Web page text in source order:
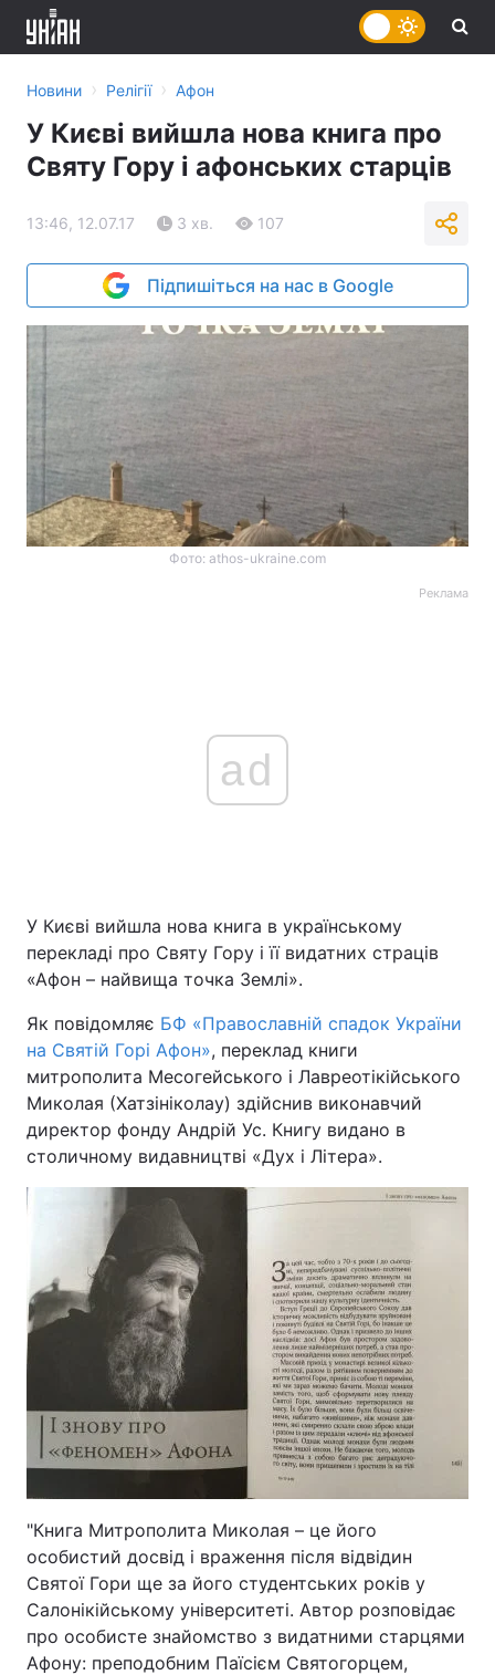
Головна Війна
Україна Політика
Економіка Світ
Техно і зв'язок Лайт
Зброя Інциденти
Туризм
Цікавинки Погода
Екологія Регіони
Лонгріди
Відео з Youtube Статті
Інтерв'ю Думки
Новини › Релігії › Афон
У Києві вийшла нова книга про
Святу Гору і афонських старців
13:46, 12.07.17 3 хв. 107
Підпишіться на нас в Google
Фото: athos-ukraine.com
Реклама
ad
У Києві вийшла нова книга в українському
перекладі про Святу Гору і її видатних страців
«Афон – найвища точка Землі».
Як повідомляє БФ «Православній спадок України
на Святій Горі Афон», переклад книги
митрополита Месогейського і Лавреотікійського
Миколая (Хатзініколау) здійснив виконавчий
директор фонду Андрій Ус. Книгу видано в
столичному видавництві «Дух і Літера».
"Книга Митрополита Миколая – це його
особистий досвід і враження після відвідин
Святої Гори ще за його студентських років у
Салонікійському університеті. Автор розповідає
про особисте знайомство з видатними старцями
Афону: преподобним Паїсієм Святогорцем,